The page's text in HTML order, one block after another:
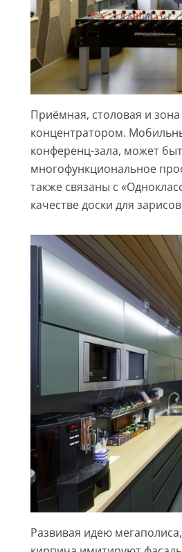
Приёмная, столовая и
концентратором.
конференц-зала, может
многофункциональное
также связаны с
качестве доски для
Развивая идею